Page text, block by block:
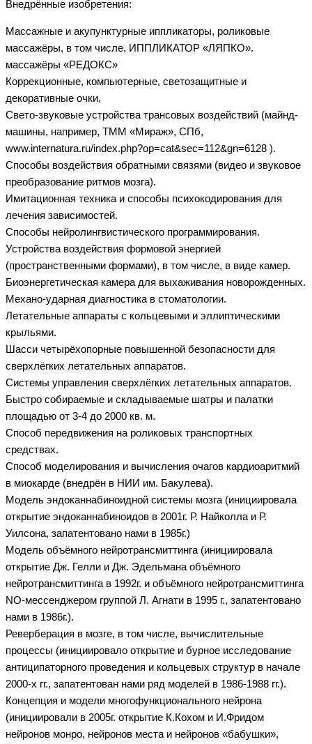
Внедрённые изобретения:
Массажные и акупунктурные иппликаторы, роликовые
массажёры, в том числе, ИППЛИКАТОР «ЛЯПКО».
массажёры «РЕДОКС»
Коррекционные, компьютерные, светозащитные и
декоративные очки,
Свето-звуковые устройства трансовых воздействий (майнд-
машины, например, ТММ «Мираж», СПб,
www.internatura.ru/index.php?op=cat&sec=112&gn=6128 ).
Способы воздействия обратными связями (видео и звуковое
преобразование ритмов мозга).
Имитационная техника и способы психокодирования для
лечения зависимостей.
Способы нейролингвистического программирования.
Устройства воздействия формовой энергией
(пространственными формами), в том числе, в виде камер.
Биоэнергетическая камера для выхаживания новорожденных.
Механо-ударная диагностика в стоматологии.
Летательные аппараты с кольцевыми и эллиптическими
крыльями.
Шасси четырёхопорные повышенной безопасности для
сверхлёгких летательных аппаратов.
Системы управления сверхлёгких летательных аппаратов.
Быстро собираемые и складываемые шатры и палатки
площадью от 3-4 до 2000 кв. м.
Способ передвижения на роликовых транспортных
средствах.
Способ моделирования и вычисления очагов кардиоаритмий
в миокарде (внедрён в НИИ им. Бакулева).
Модель эндоканнабиноидной системы мозга (инициировала
открытие эндоканнабиноидов в 2001г. Р. Найколла и Р.
Уилсона, запатентовано нами в 1985г.)
Модель объёмного нейротрансмиттинга (инициировала
открытие Дж. Гелли и Дж. Эдельмана объёмного
нейротрансмиттинга в 1992г. и объёмного нейротрансмиттинга
NO-мессенджером группой Л. Агнати в 1995 г., запатентовано
нами в 1986г.).
Реверберация в мозге, в том числе, вычислительные
процессы (инициировало открытие и бурное исследование
антиципаторного проведения и кольцевых структур в начале
2000-х гг., запатентован нами ряд моделей в 1986-1988 гг.).
Концепция и модели многофункционального нейрона
(инициировали в 2005г. открытие К.Кохом и И.Фридом
нейронов монро, нейронов места и нейронов «бабушки»,